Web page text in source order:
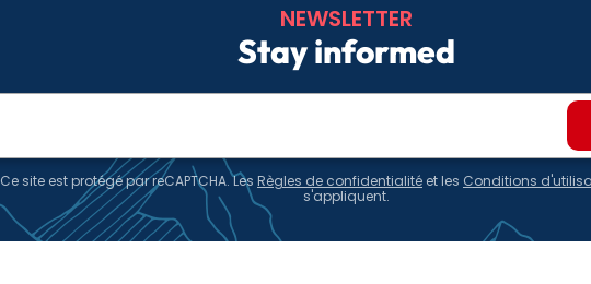
NEWSLETTER
Stay informed
Ce site est protégé par reCAPTCHA. Les Règles de confidentialité et les Conditions
s'appliquent.